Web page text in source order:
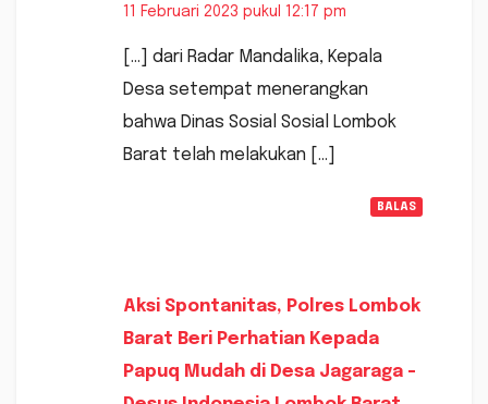
11 Februari 2023 pukul 12:17 pm
[…] dari Radar Mandalika, Kepala
Desa setempat menerangkan
bahwa Dinas Sosial Sosial Lombok
Barat telah melakukan […]
BALAS
Aksi Spontanitas, Polres Lombok
Barat Beri Perhatian Kepada
Papuq Mudah di Desa Jagaraga -